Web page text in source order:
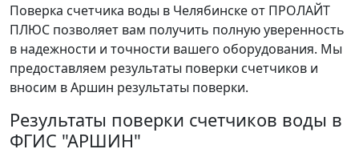
Поверка счетчика воды в Челябинске от ПРОЛАЙТ
ПЛЮС позволяет вам получить полную уверенность
в надежности и точности вашего оборудования. Мы
предоставляем результаты поверки счетчиков и
вносим в Аршин результаты поверки.
Результаты поверки счетчиков воды в
ФГИС "АРШИН"